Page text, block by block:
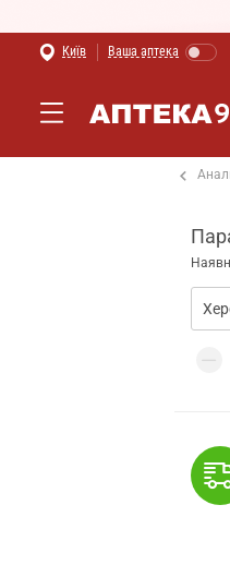
Київ Ваша аптека